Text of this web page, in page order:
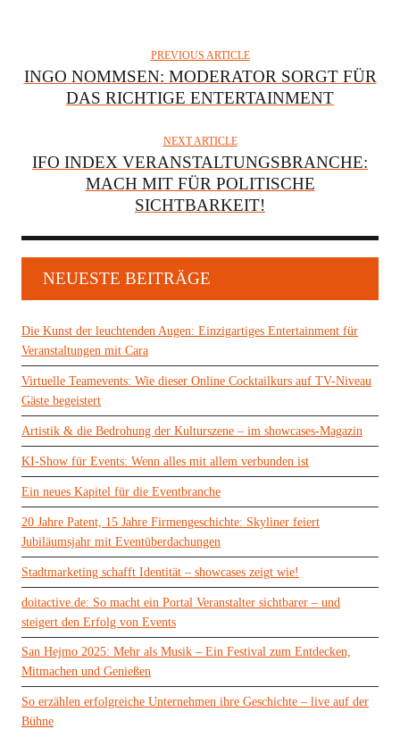
PREVIOUS ARTICLE
INGO NOMMSEN: MODERATOR SORGT FÜR
DAS RICHTIGE ENTERTAINMENT
NEXT ARTICLE
IFO INDEX VERANSTALTUNGSBRANCHE:
MACH MIT FÜR POLITISCHE
SICHTBARKEIT!
NEUESTE BEITRÄGE
Die Kunst der leuchtenden Augen: Einzigartiges Entertainment für
Veranstaltungen mit Cara
Virtuelle Teamevents: Wie dieser Online Cocktailkurs auf TV-Niveau
Gäste begeistert
Artistik & die Bedrohung der Kulturszene – im showcases-Magazin
KI-Show für Events: Wenn alles mit allem verbunden ist
Ein neues Kapitel für die Eventbranche
20 Jahre Patent, 15 Jahre Firmengeschichte: Skyliner feiert
Jubiläumsjahr mit Eventüberdachungen
Stadtmarketing schafft Identität – showcases zeigt wie!
doitactive.de: So macht ein Portal Veranstalter sichtbarer – und
steigert den Erfolg von Events
San Hejmo 2025: Mehr als Musik – Ein Festival zum Entdecken,
Mitmachen und Genießen
So erzählen erfolgreiche Unternehmen ihre Geschichte – live auf der
Bühne